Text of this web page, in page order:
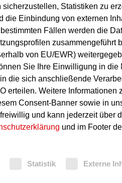
sicherzustellen, Statistiken zu
die Einbindung von externen
Fällen werden die
zusammengeführt
von EU/EWR)
Sie Ihre Einwilligung in die
die sich anschließende
erteilen. Weitere Informationen
Consent-Banner sowie in
und kann jederzeit über
und im Footer
Statistik Externe
ist gekennzeichnet
Zerkleinern und
sind durch
verbunden, um ein
existieren in
mit Turbinen
reichen können.